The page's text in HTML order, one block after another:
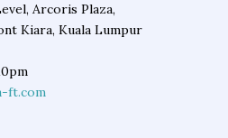
Arcoris Plaza,
Kiara, Kuala Lumpur
ft.com